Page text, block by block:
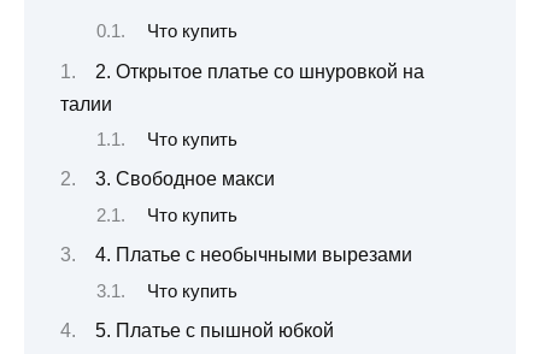
Что купить
2. Открытое платье со шнуровкой на
талии
Что купить
3. Свободное макси
Что купить
4. Платье с необычными вырезами
Что купить
5. Платье с пышной юбкой